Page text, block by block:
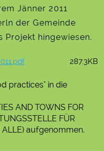
Jänner 2011
der Gemeinde
Projekt hingewiesen.
287.3KB
practices" in die
AND TOWNS FOR
FÜR
ALLE) aufgenommen.